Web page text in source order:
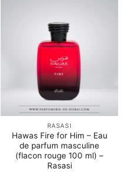
RASASI
Hawas Fire for Him – Eau
de parfum masculine
(flacon rouge 100 ml) –
Rasasi